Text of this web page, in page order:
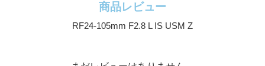
商品レビュー
RF24-105mm F2.8 L IS USM Z